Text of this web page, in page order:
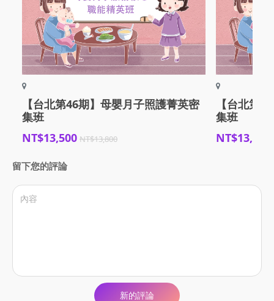
【台北第46期】母嬰月子照護菁英密
集班
NT$13,500 NT$13,800
【台北第
集班
NT$13,500
留下您的評論